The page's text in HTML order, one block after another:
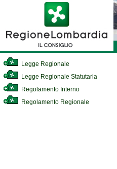
Legge Regionale
Legge Regionale Statutaria
Regolamento Interno
Regolamento Regionale